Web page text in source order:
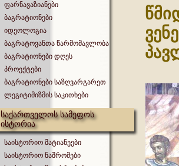
ფარნავაზიანები
ბაგრატიონები
იდეოლოგია
ბაგრატოვანთა წარმომავლობა
ბაგრატიონები დღეს
პროექტები
ბაგრატიონები საზღვარგარეთ
ლეგიტიმიზმის საკითხები
საქართველოს სამეფოს
ისტორია
საისტორიო მატიანეები
საისტორიო ნაშრომები